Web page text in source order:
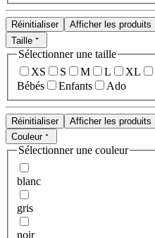
Réinitialiser
Afficher les produits
Taille
Sélectionner une taille
XS
S M L XL
Bébés
Enfants Ado
Réinitialiser
Afficher les produits
Couleur
Sélectionner une couleur
blanc
gris
noir